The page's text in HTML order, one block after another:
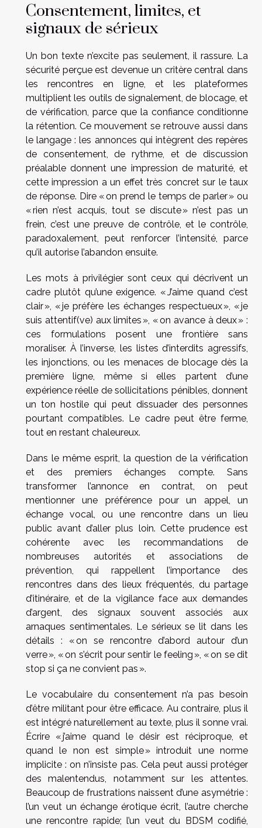
Consentement, limites, et
signaux de sérieux
Un bon texte n’excite pas seulement, il rassure. La
sécurité perçue est devenue un critère central dans
les rencontres en ligne, et les plateformes
multiplient les outils de signalement, de blocage, et
de vérification, parce que la confiance conditionne
la rétention. Ce mouvement se retrouve aussi dans
le langage : les annonces qui intègrent des repères
de consentement, de rythme, et de discussion
préalable donnent une impression de maturité, et
cette impression a un effet très concret sur le taux
de réponse. Dire « on prend le temps de parler » ou
« rien n’est acquis, tout se discute » n’est pas un
frein, c’est une preuve de contrôle, et le contrôle,
paradoxalement, peut renforcer l’intensité, parce
qu’il autorise l’abandon ensuite.
Les mots à privilégier sont ceux qui décrivent un
cadre plutôt qu’une exigence. « J’aime quand c’est
clair », « je préfère les échanges respectueux », « je
suis attentif(ve) aux limites », « on avance à deux » :
ces formulations posent une frontière sans
moraliser. À l’inverse, les listes d’interdits agressifs,
les injonctions, ou les menaces de blocage dès la
première ligne, même si elles partent d’une
expérience réelle de sollicitations pénibles, donnent
un ton hostile qui peut dissuader des personnes
pourtant compatibles. Le cadre peut être ferme,
tout en restant chaleureux.
Dans le même esprit, la question de la vérification
et des premiers échanges compte. Sans
transformer l’annonce en contrat, on peut
mentionner une préférence pour un appel, un
échange vocal, ou une rencontre dans un lieu
public avant d’aller plus loin. Cette prudence est
cohérente avec les recommandations de
nombreuses autorités et associations de
prévention, qui rappellent l’importance des
rencontres dans des lieux fréquentés, du partage
d’itinéraire, et de la vigilance face aux demandes
d’argent, des signaux souvent associés aux
arnaques sentimentales. Le sérieux se lit dans les
détails : « on se rencontre d’abord autour d’un
verre », « on s’écrit pour sentir le feeling », « on se dit
stop si ça ne convient pas ».
Le vocabulaire du consentement n’a pas besoin
d’être militant pour être efficace. Au contraire, plus il
est intégré naturellement au texte, plus il sonne vrai.
Écrire « j’aime quand le désir est réciproque, et
quand le non est simple » introduit une norme
implicite : on n’insiste pas. Cela peut aussi protéger
des malentendus, notamment sur les attentes.
Beaucoup de frustrations naissent d’une asymétrie :
l’un veut un échange érotique écrit, l’autre cherche
une rencontre rapide; l’un veut du BDSM codifié,